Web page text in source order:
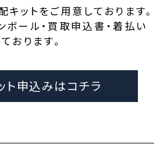
ットをご用意しております。
ール・買取申込書・着払い
おります。
ト申込みはコチラ